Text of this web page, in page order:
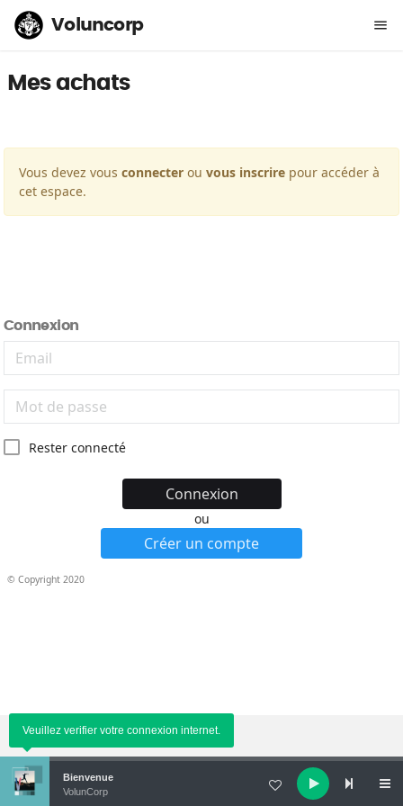
Voluncorp menu
Audio
Player
Bienvenue
VolunCorp
Veuillez verifier votre connexion internet.
Mes achats
Vous devez vous connecter ou vous inscrire pour accéder à
cet espace.
Connexion
Rester connecté
Connexion
ou
Créer un compte
© Copyright 2020